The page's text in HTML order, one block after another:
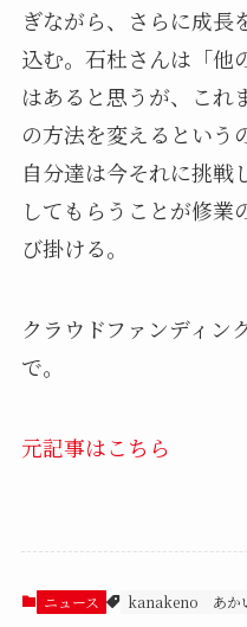
ぎながら、さらに成長
込む。石杜さんは「他
はあると思うが、これ
の方法を変えるという
自分達は今それに挑戦
してもらうことが修業
び掛ける。
クラウドファンディン
で。
元記事はこちら
ニュース kanakeno あか